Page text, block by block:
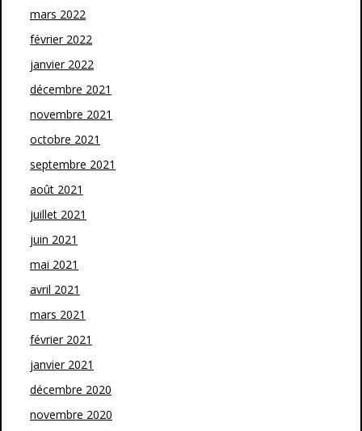
mars 2022
février 2022
janvier 2022
décembre 2021
novembre 2021
octobre 2021
septembre 2021
août 2021
juillet 2021
juin 2021
mai 2021
avril 2021
mars 2021
février 2021
janvier 2021
décembre 2020
novembre 2020